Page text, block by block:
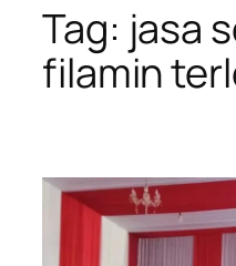
Tag: jasa
filamin